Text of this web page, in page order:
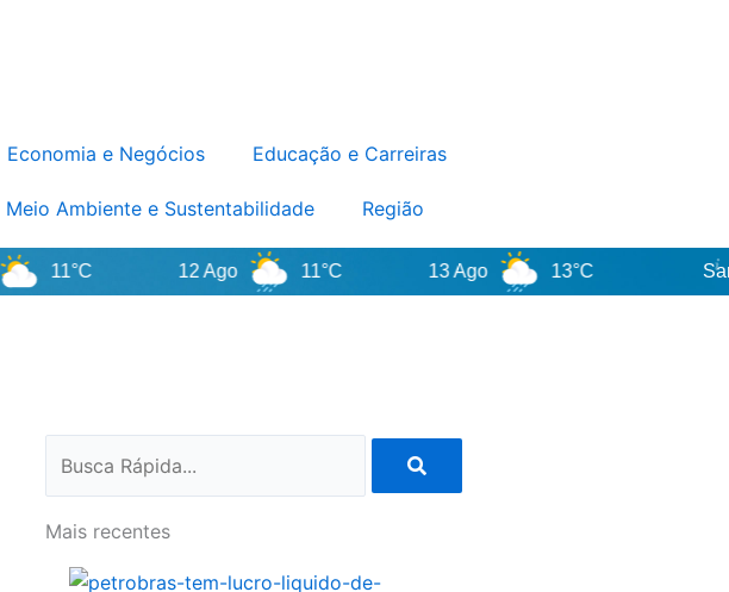
Economia e Negócios Educação e Carreiras
Meio Ambiente e Sustentabilidade Região
11°C 12 Ago 11°C 13 Ago 13°C Santa
Mais recentes